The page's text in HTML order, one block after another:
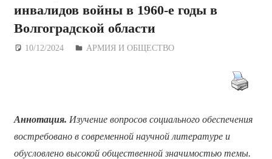
инвалидов войны в 1960-е годы в
Волгоградской области
10/12/2024 Дежурный по Редакции
АРМИЯ И ОБЩЕСТВО
Аннотация. Изучение вопросов социального обеспечения
востребовано в современной научной литературе и
обусловлено высокой общественной значимостью темы.